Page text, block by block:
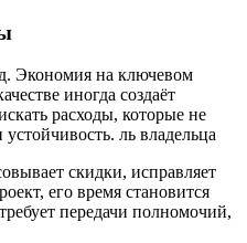
Экономия на ключевом
иногда создаёт
расходы, которые не
ль владельца
скидки, исправляет
его время становится
передачи полномочий,